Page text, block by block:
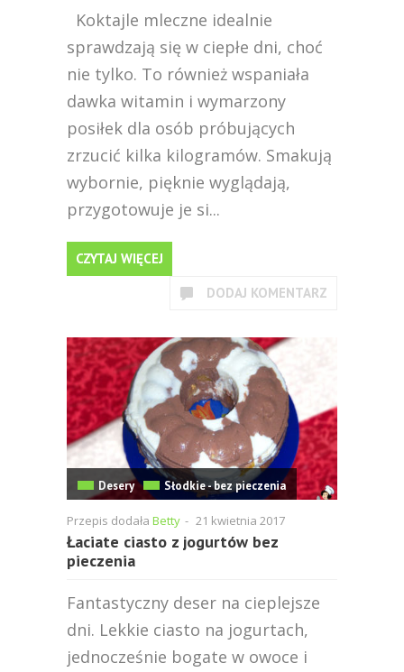
Koktajle mleczne idealnie
sprawdzają się w ciepłe dni, choć
nie tylko. To również wspaniała
dawka witamin i wymarzony
posiłek dla osób próbujących
zrzucić kilka kilogramów. Smakują
wybornie, pięknie wyglądają,
przygotowuje je si...
CZYTAJ WIĘCEJ
DODAJ KOMENTARZ
Desery Słodkie - bez pieczenia
Przepis dodała Betty - 21 kwietnia 2017
Łaciate ciasto z jogurtów bez
pieczenia
Fantastyczny deser na cieplejsze
dni. Lekkie ciasto na jogurtach,
jednocześnie bogate w owoce i